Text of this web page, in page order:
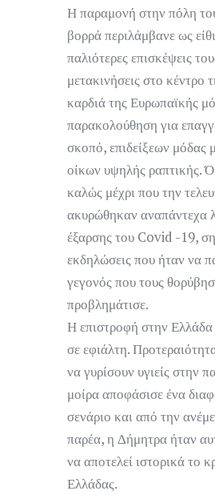
Η παραμονή στην πόλη
βορρά περιλάμβανε ως
παλιότερες επισκέψεις
μετακινήσεις στο κέντρο
καρδιά της Ευρωπαϊκής
παρακολούθηση για
σκοπό, επιδείξεων μόδας
οίκων υψηλής ραπτικής.
καλώς μέχρι που την
ακυρώθηκαν αναπάντεχα
έξαρσης του Covid -19,
εκδηλώσεις που ήταν να
γεγονός που τους
προβλημάτισε.
Η επιστροφή στην
σε εφιάλτη.
να γυρίσουν υγιείς στην
μοίρα αποφάσισε ένα
σενάριο και από την
παρέα, η Δήμητρα ήταν
να αποτελεί ιστορικά το
Ελλάδας.